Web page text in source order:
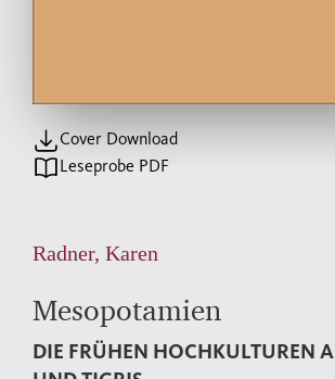
Cover Download
Leseprobe PDF
Radner, Karen
Mesopotamien
DIE FRÜHEN HOCHKULTUREN